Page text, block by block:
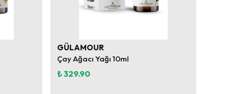
GÜLAMOUR
Çay Ağacı Yağı 10ml
₺ 329.90